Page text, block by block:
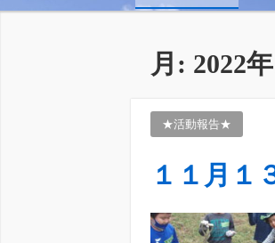
月: 2022
★活動報告★
１１月１